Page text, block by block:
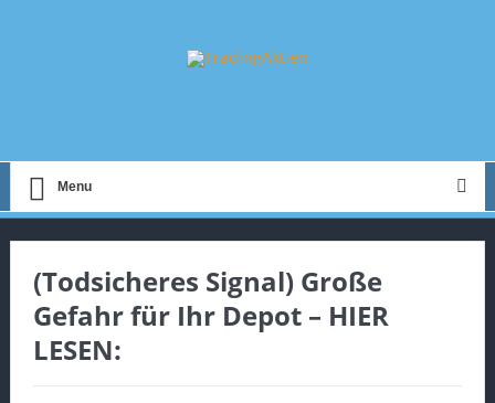
Menu
(Todsicheres Signal) Große
Gefahr für Ihr Depot – HIER
LESEN: